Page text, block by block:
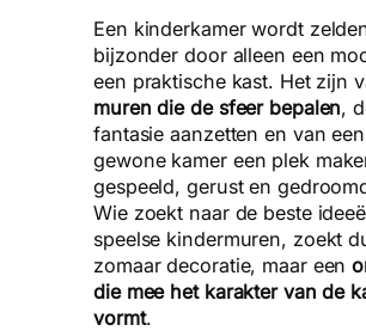
Een kinderkamer wordt
bijzonder door alleen een
een praktische kast. Het zijn
muren die de sfeer bepalen,
fantasie aanzetten en van een
gewone kamer een plek
gespeeld, gerust en
Wie zoekt naar de beste
speelse kindermuren, zoekt
zomaar decoratie, maar een
die mee het karakter van de
vormt.